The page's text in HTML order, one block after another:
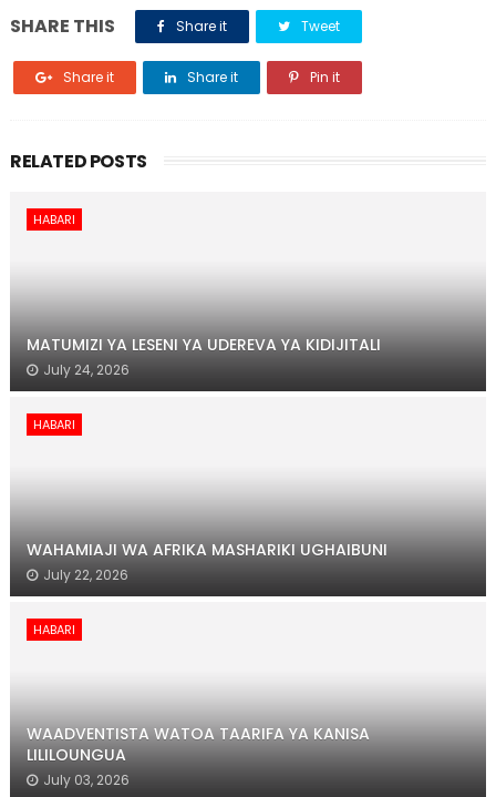
SHARE THIS Share it Tweet
Share it Share it Pin it
RELATED POSTS
HABARI
MATUMIZI YA LESENI YA UDEREVA YA KIDIJITALI
July 24, 2026
HABARI
WAHAMIAJI WA AFRIKA MASHARIKI UGHAIBUNI
July 22, 2026
HABARI
WAADVENTISTA WATOA TAARIFA YA KANISA
LILILOUNGUA
July 03, 2026